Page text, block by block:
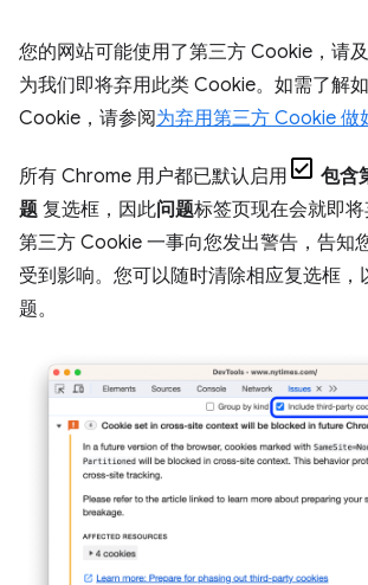
您的网站可能使用了第三方 Cookie，请
为我们即将弃用此类 Cookie。如需了解
Cookie，请参阅为弃用第三方 Cookie 做
所有 Chrome 用户都已默认启用
包含
题 复选框，因此问题标签页现在会就即
第三方 Cookie 一事向您发出警告，告知
受到影响。您可以随时清除相应复选框，
题。